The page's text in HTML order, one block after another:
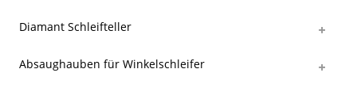
Diamant Schleifteller
Absaughauben für Winkelschleifer